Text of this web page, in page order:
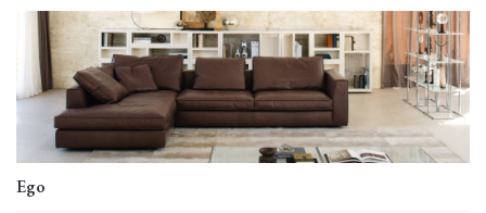
Ego